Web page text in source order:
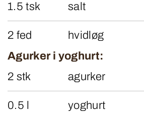
1.5 tsk salt
2 fed
hvidløg
Agurker i yoghurt:
2 stk
agurker
0.5 l yoghurt